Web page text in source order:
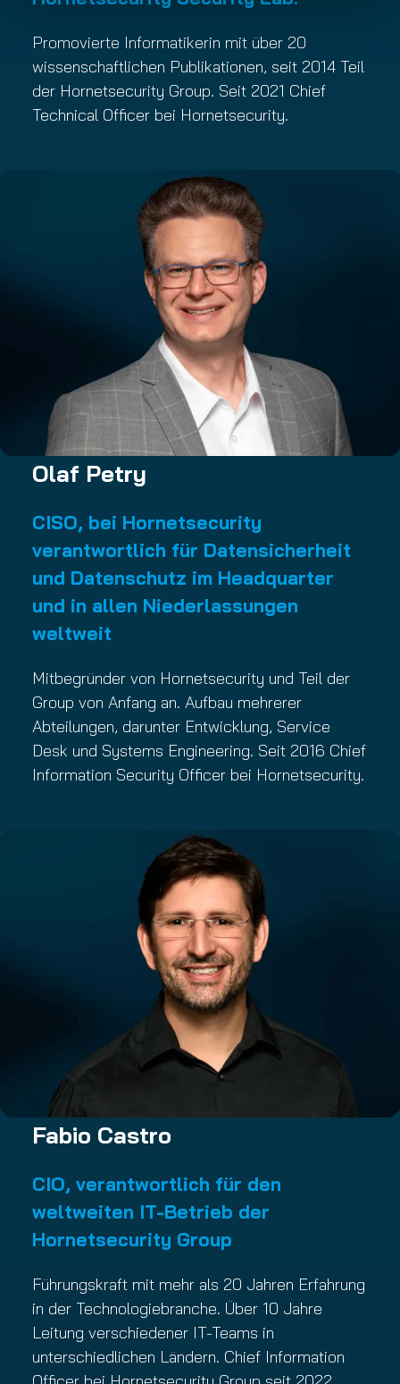
Promovierte Informatikerin mit über 20
wissenschaftlichen Publikationen, seit 2014 Teil
der Hornetsecurity Group. Seit 2021 Chief
Technical Officer bei Hornetsecurity.
Olaf Petry
CISO, bei Hornetsecurity
verantwortlich für Datensicherheit
und Datenschutz im Headquarter
und in allen Niederlassungen
weltweit
Mitbegründer von Hornetsecurity und Teil der
Group von Anfang an. Aufbau mehrerer
Abteilungen, darunter Entwicklung, Service
Desk und Systems Engineering. Seit 2016 Chief
Information Security Officer bei Hornetsecurity.
Fabio Castro
CIO, verantwortlich für den
weltweiten IT-Betrieb der
Hornetsecurity Group
Führungskraft mit mehr als 20 Jahren Erfahrung
in der Technologiebranche. Über 10 Jahre
Leitung verschiedener IT-Teams in
unterschiedlichen Ländern. Chief Information